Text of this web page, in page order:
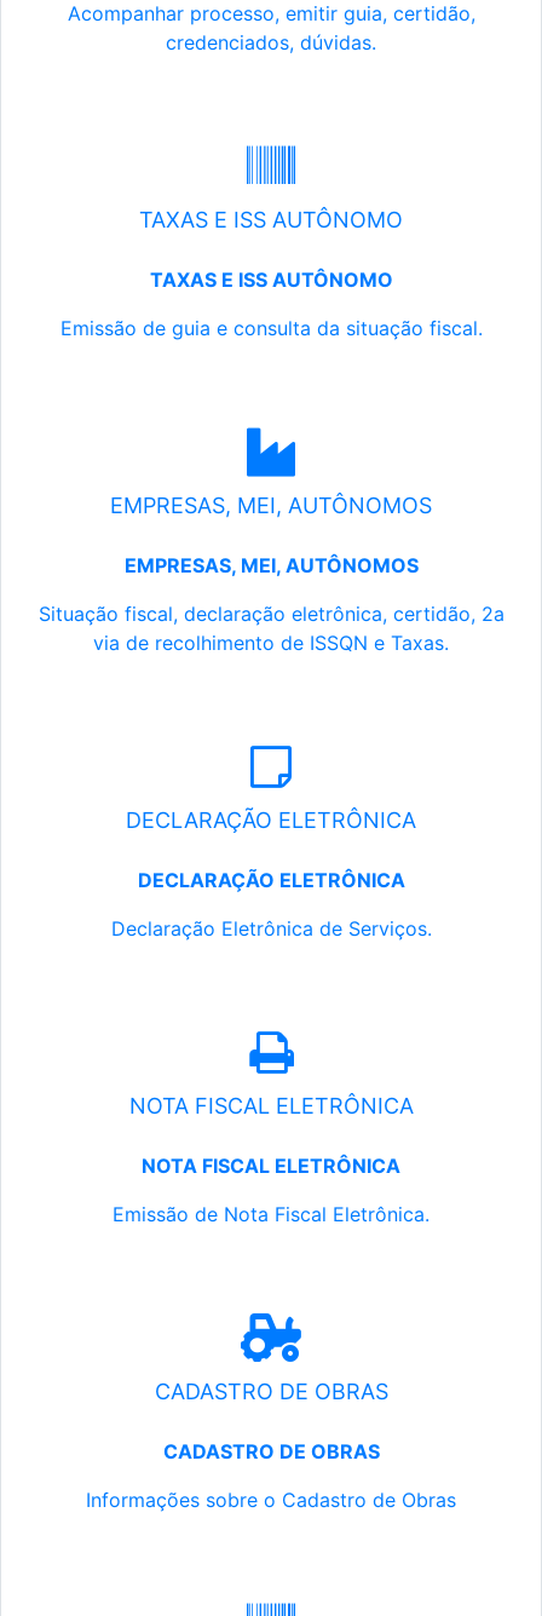
Acompanhar processo, emitir guia, certidão,
credenciados, dúvidas.
TAXAS E ISS AUTÔNOMO
TAXAS E ISS AUTÔNOMO
Emissão de guia e consulta da situação fiscal.
EMPRESAS, MEI, AUTÔNOMOS
EMPRESAS, MEI, AUTÔNOMOS
Situação fiscal, declaração eletrônica, certidão, 2a
via de recolhimento de ISSQN e Taxas.
DECLARAÇÃO ELETRÔNICA
DECLARAÇÃO ELETRÔNICA
Declaração Eletrônica de Serviços.
NOTA FISCAL ELETRÔNICA
NOTA FISCAL ELETRÔNICA
Emissão de Nota Fiscal Eletrônica.
CADASTRO DE OBRAS
CADASTRO DE OBRAS
Informações sobre o Cadastro de Obras